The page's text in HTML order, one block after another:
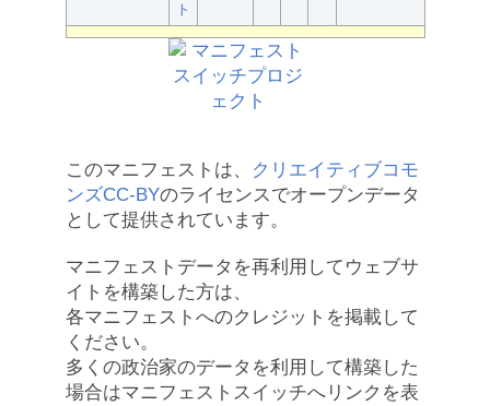
ト
このマニフェストは、
クリエイティブコモ
ンズCC-BYのライセンスでオープンデータ
として提供されています。
マニフェストデータを再利用してウェブサ
イトを構築した方は、
各マニフェストへのクレジットを掲載して
ください。
多くの政治家のデータを利用して構築した
場合はマニフェストスイッチへリンクを表